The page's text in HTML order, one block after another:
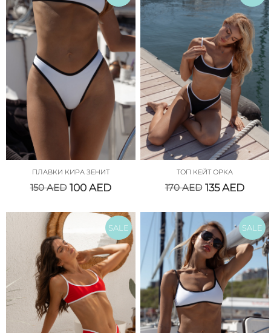
ПЛАВКИ КИРА ЗЕНИТ
150AED 100 AED
ТОП КЕЙТ ОРКА
170AED 135AED
SALE SALE